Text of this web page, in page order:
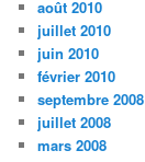
août 2010
juillet 2010
juin 2010
février 2010
septembre 2008
juillet 2008
mars 2008